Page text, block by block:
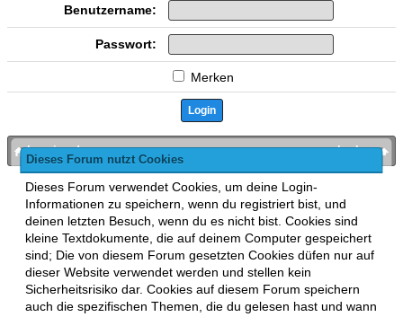
Dieses Forum nutzt Cookies
Dieses Forum verwendet Cookies, um deine Login-
Informationen zu speichern, wenn du registriert bist, und
deinen letzten Besuch, wenn du es nicht bist. Cookies sind
kleine Textdokumente, die auf deinem Computer gespeichert
sind; Die von diesem Forum gesetzten Cookies düfen nur auf
dieser Website verwendet werden und stellen kein
Sicherheitsrisiko dar. Cookies auf diesem Forum speichern
auch die spezifischen Themen, die du gelesen hast und wann
Benutzername:
Passwort:
Merken
nach oben
bronies.de
MyBB , mobile Fassung: MyBB GoMobile
Zur Desktop-Version wechseln
This forum usesLukasz TkaczMyBB addons.